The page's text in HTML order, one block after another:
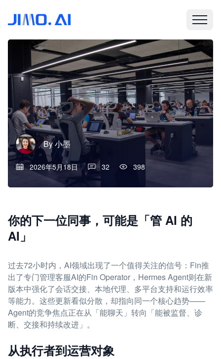
By小墨
2026年5月18日 32 398
你的下一位同事，可能是「管 AI 的
AI」
过去72小时内，AI领域出现了一个值得关注的信号：Fin推
出了专门管理客服AI的Fin Operator，Hermes Agent则在新
版本中强化了会话交接、本地代理、多平台支持和运行效率
等能力。这些更新看似分散，却指向同一个核心趋势——
Agent的竞争焦点正在从「能聊天」转向「能被监督、诊
断、交接和持续改进」。
从执行者到运营对象